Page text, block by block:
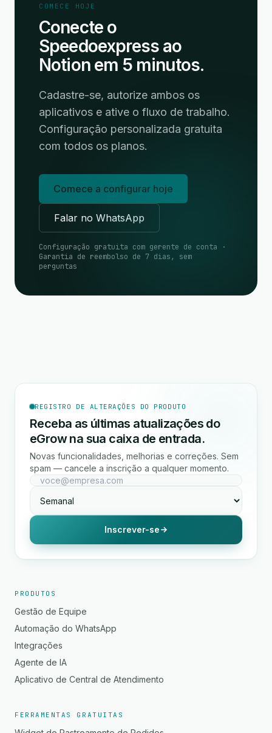
COMECE HOJE
Conecte o
Speedoexpress ao
Notion em 5 minutos.
Cadastre-se, autorize ambos os
aplicativos e ative o fluxo de trabalho.
Configuração personalizada gratuita
com todos os planos.
Comece a configurar hoje
Falar no WhatsApp
Configuração gratuita com gerente de conta ·
Garantia de reembolso de 7 dias, sem
perguntas
REGISTRO DE ALTERAÇÕES DO PRODUTO
Receba as últimas atualizações do
eGrow na sua caixa de entrada.
Novas funcionalidades, melhorias e correções. Sem
spam — cancele a inscrição a qualquer momento.
Inscrever-se
PRODUTOS
Gestão de Equipe
Automação do WhatsApp
Integrações
Agente de IA
Aplicativo de Central de Atendimento
FERRAMENTAS GRATUITAS